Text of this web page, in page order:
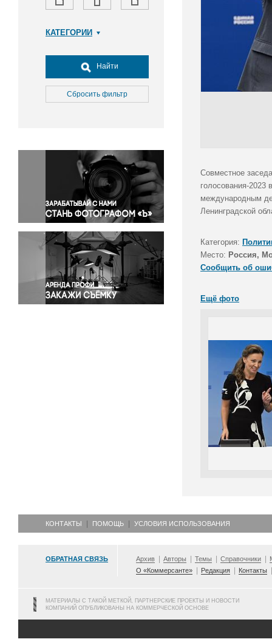
КАТЕГОРИИ
Досуг, туризм и отдых
Культура
Медицина
Окружающая среда
Политика
Правосудие
Происшествия и конфликты
Религия
Светская жизнь
Спорт
Экология
Экономика и бизнес
Найти
Сбросить фильтр
Совместное
голосования-
международным
Ленинградской
Категория:
Место: Россия,
Сообщить об
Ещё фото
КОНТАКТЫ ПОМОЩЬ УСЛОВИЯ ИСПОЛЬЗОВАНИЯ
ОБРАТНАЯ СВЯЗЬ Архив Авторы Темы Справочники
О «Коммерсанте»
Редакция Контакты
МАТЕРИАЛЫ С ТАКОЙ МЕТКОЙ, ПАРТНЕРСКИЕ ПРОЕКТЫ И НОВОСТИ
КОМПАНИЙ ОПУБЛИКОВАНЫ НА КОММЕРЧЕСКОЙ ОСНОВЕ